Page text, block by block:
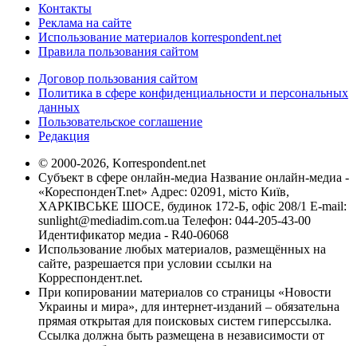
Контакты
Реклама на сайте
Использование материалов korrespondent.net
Правила пользования сайтом
Договор пользования сайтом
Политика в сфере конфиденциальности и персональных
данных
Пользовательское соглашение
Редакция
© 2000-2026, Korrespondent.net
Субъект в сфере онлайн-медиа Название онлайн-медиа -
«КореспонденТ.net» Адрес: 02091, місто Київ,
ХАРКІВСЬКЕ ШОСЕ, будинок 172-Б, офіс 208/1 E-mail:
sunlight@mediadim.com.ua Телефон: 044-205-43-00
Идентификатор медиа - R40-06068
Использование любых материалов, размещённых на
сайте, разрешается при условии ссылки на
Корреспондент.net.
При копировании материалов со страницы «Новости
Украины и мира», для интернет-изданий – обязательна
прямая открытая для поисковых систем гиперссылка.
Ссылка должна быть размещена в независимости от